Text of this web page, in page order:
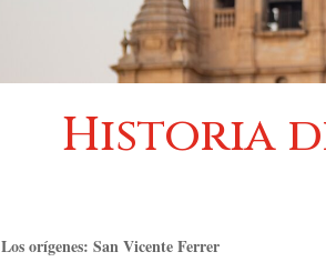
Historia
Los orígenes: San Vicente Ferrer